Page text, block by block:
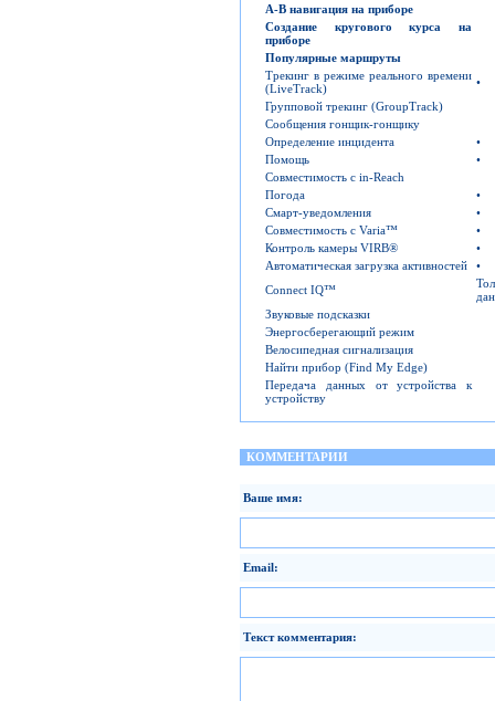
A-B навигация на приборе
Создание кругового курса на
приборе
Популярные маршруты
Трекинг в режиме реального времени
(LiveTrack)
•
Групповой трекинг (GroupTrack)
Сообщения гонщик-гонщику
Определение инцидента
•
Помощь
•
Совместимость с in-Reach
Погода
•
Смарт-уведомления
•
Совместимость с Varia™
•
Контроль камеры VIRB®
•
Автоматическая загрузка активностей
•
Connect IQ™
Звуковые подсказки
Энергосберегающий режим
Велосипедная сигнализация
Найти прибор (Find My Edge)
Передача данных от устройства к
устройству
КОММЕНТАРИИ
Ваше имя:
Email:
Текст комментария: